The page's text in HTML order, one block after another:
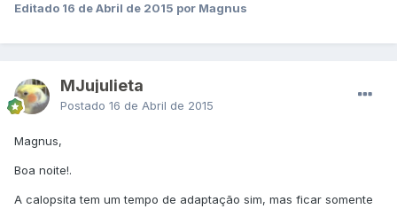
Editado 16 de Abril de 2015 por Magnus
MJujulieta
Postado 16 de Abril de 2015
Magnus,
Boa noite!.
A calopsita tem um tempo de adaptação sim, mas ficar somente